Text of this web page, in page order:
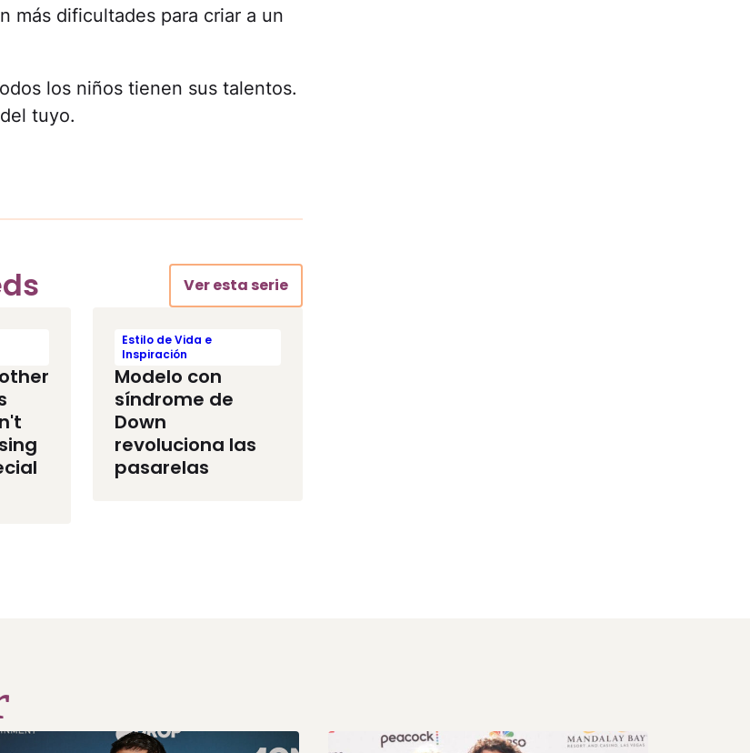
más dificultades para criar a un
los niños tienen sus talentos.
tuyo.
Ver esta serie
Estilo de Vida e
Inspiración
Modelo con
síndrome de
Down
revoluciona las
pasarelas